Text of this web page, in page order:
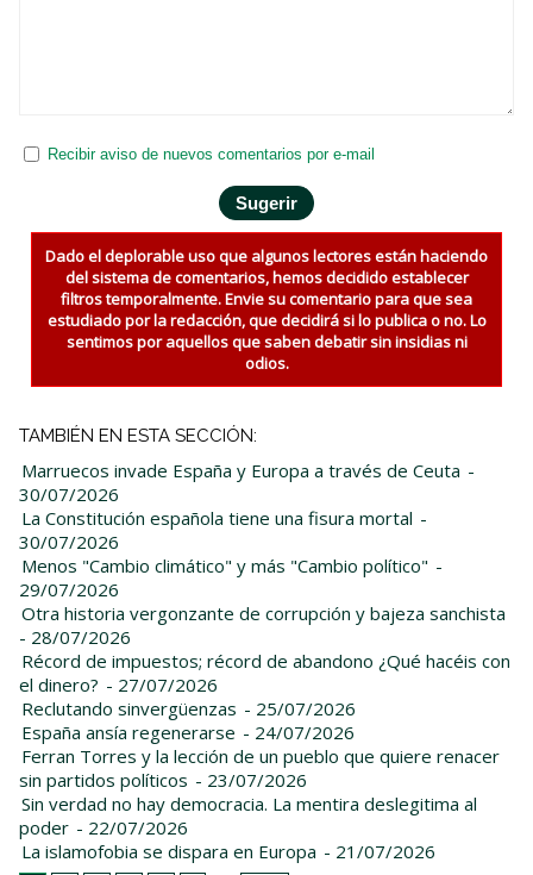
Recibir aviso de nuevos comentarios por e-mail
Dado el deplorable uso que algunos lectores están haciendo
del sistema de comentarios, hemos decidido establecer
filtros temporalmente. Envie su comentario para que sea
estudiado por la redacción, que decidirá si lo publica o no. Lo
sentimos por aquellos que saben debatir sin insidias ni
odios.
TAMBIÉN EN ESTA SECCIÓN:
Marruecos invade España y Europa a través de Ceuta -
30/07/2026
La Constitución española tiene una fisura mortal -
30/07/2026
Menos "Cambio climático" y más "Cambio político" -
29/07/2026
Otra historia vergonzante de corrupción y bajeza sanchista
- 28/07/2026
Récord de impuestos; récord de abandono ¿Qué hacéis con
el dinero? - 27/07/2026
Reclutando sinvergüenzas - 25/07/2026
España ansía regenerarse - 24/07/2026
Ferran Torres y la lección de un pueblo que quiere renacer
sin partidos políticos - 23/07/2026
Sin verdad no hay democracia. La mentira deslegitima al
poder - 22/07/2026
La islamofobia se dispara en Europa - 21/07/2026